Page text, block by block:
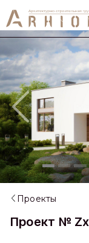
Previous
Проекты
Проект №